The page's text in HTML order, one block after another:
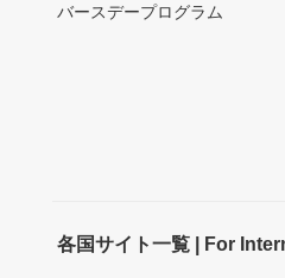
バースデープログラム
各国サイト一覧 | For